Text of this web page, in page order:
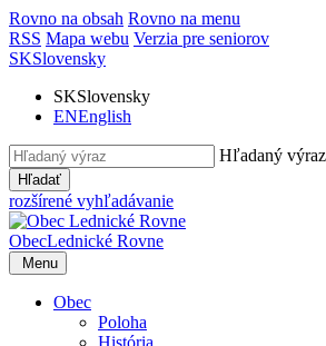
Rovno na obsah Rovno na menu
RSS Mapa webu Verzia pre seniorov
SKSlovensky
SKSlovensky
ENEnglish
Hľadaný výraz
Hľadať
rozšírené vyhľadávanie
ObecLednické Rovne
Menu
Obec
Poloha
História